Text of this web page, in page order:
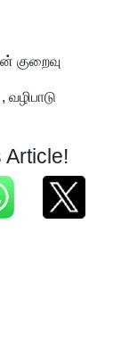
குறைவு
Article!